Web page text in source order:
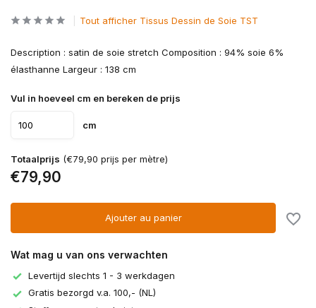
Tout afficher Tissus Dessin de Soie TST
Description : satin de soie stretch Composition : 94% soie 6%
élasthanne Largeur : 138 cm
Vul in hoeveel cm en bereken de prijs
cm
Totaalprijs (€79,90 prijs per mètre)
€79,90
Ajouter au panier
Wat mag u van ons verwachten
Levertijd slechts 1 - 3 werkdagen
Gratis bezorgd v.a. 100,- (NL)